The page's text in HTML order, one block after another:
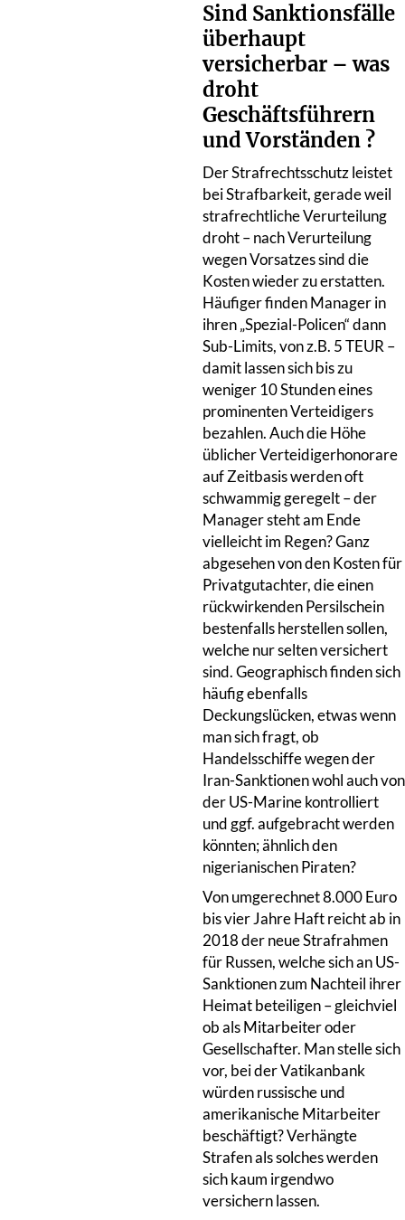
Sind Sanktionsfälle
überhaupt
versicherbar – was
droht
Geschäftsführern
und Vorständen ?
Der Strafrechtsschutz leistet
bei Strafbarkeit, gerade weil
strafrechtliche Verurteilung
droht – nach Verurteilung
wegen Vorsatzes sind die
Kosten wieder zu erstatten.
Häufiger finden Manager in
ihren „Spezial-Policen“ dann
Sub-Limits, von z.B. 5 TEUR –
damit lassen sich bis zu
weniger 10 Stunden eines
prominenten Verteidigers
bezahlen. Auch die Höhe
üblicher Verteidigerhonorare
auf Zeitbasis werden oft
schwammig geregelt – der
Manager steht am Ende
vielleicht im Regen? Ganz
abgesehen von den Kosten für
Privatgutachter, die einen
rückwirkenden Persilschein
bestenfalls herstellen sollen,
welche nur selten versichert
sind. Geographisch finden sich
häufig ebenfalls
Deckungslücken, etwas wenn
man sich fragt, ob
Handelsschiffe wegen der
Iran-Sanktionen wohl auch von
der US-Marine kontrolliert
und ggf. aufgebracht werden
könnten; ähnlich den
nigerianischen Piraten?
Von umgerechnet 8.000 Euro
bis vier Jahre Haft reicht ab in
2018 der neue Strafrahmen
für Russen, welche sich an US-
Sanktionen zum Nachteil ihrer
Heimat beteiligen – gleichviel
ob als Mitarbeiter oder
Gesellschafter. Man stelle sich
vor, bei der Vatikanbank
würden russische und
amerikanische Mitarbeiter
beschäftigt? Verhängte
Strafen als solches werden
sich kaum irgendwo
versichern lassen.